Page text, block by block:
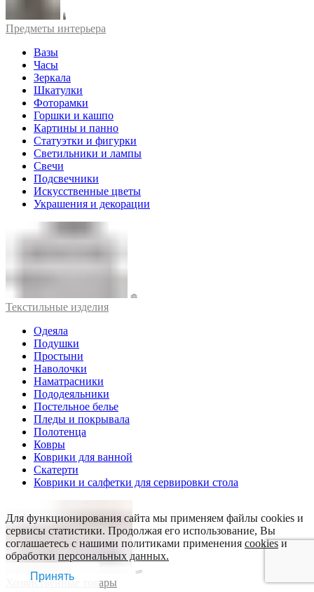
Предметы интерьера
Вазы
Часы
Зеркала
Шкатулки
Фоторамки
Горшки и кашпо
Картины и панно
Статуэтки и фигурки
Светильники и лампы
Свечи
Подсвечники
Искусственные цветы
Украшения и декорации
Текстильные изделия
Одеяла
Подушки
Простыни
Наволочки
Наматрасники
Пододеяльники
Постельное белье
Пледы и покрывала
Полотенца
Ковры
Коврики для ванной
Скатерти
Коврики и салфетки для сервировки стола
Хозяйственные товары
Для функционирования сайта мы применяем файлы cookies и
сервисы статистики. Продолжая его использование, Вы
соглашаетесь с нашими политиками применения cookiesи
обработки персональных данных.
Принять